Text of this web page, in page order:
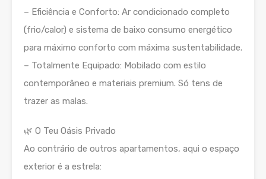
– Eficiência e Conforto: Ar condicionado completo
(frio/calor) e sistema de baixo consumo energético
para máximo conforto com máxima sustentabilidade.
– Totalmente Equipado: Mobilado com estilo
contemporâneo e materiais premium. Só tens de
trazer as malas.
🌿 O Teu Oásis Privado
Ao contrário de outros apartamentos, aqui o espaço
exterior é a estrela: